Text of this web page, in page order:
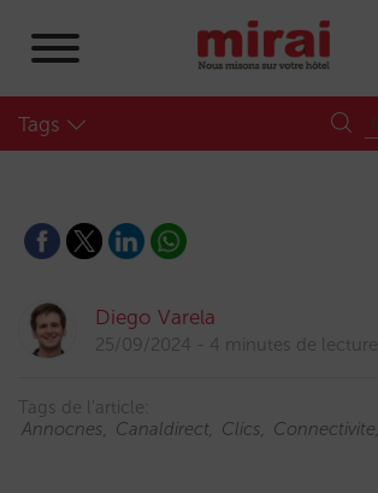
Tags
Diego Varela
25/09/2024 4 minutes de lecture
Tags de l'article:
Annocnes
Canaldirect Clics Connectivite